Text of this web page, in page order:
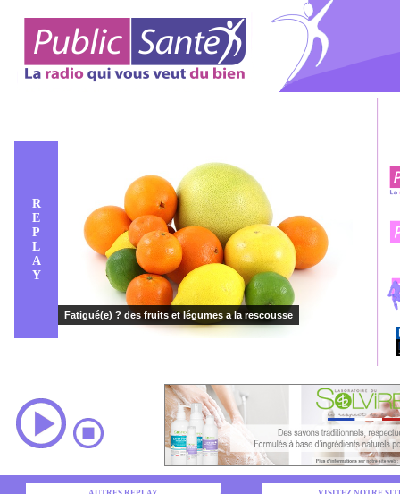
R
E
P
L
A
Y
Fatigué(e) ? des fruits et légumes a la rescousse